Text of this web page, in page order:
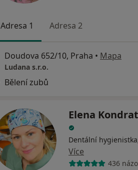
Adresa 1 Adresa 2
Doudova 652/10, Praha • Mapa
Ludana s.r.o.
Bělení zubů
Elena
Dentální
Více
436